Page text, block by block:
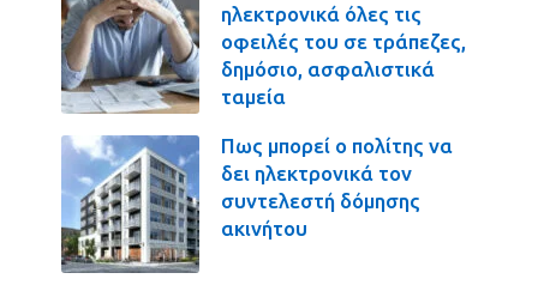
ηλεκτρονικά όλες τις
οφειλές του σε τράπεζες,
δημόσιο, ασφαλιστικά
ταμεία
Πως μπορεί ο πολίτης να
δει ηλεκτρονικά τον
συντελεστή δόμησης
ακινήτου